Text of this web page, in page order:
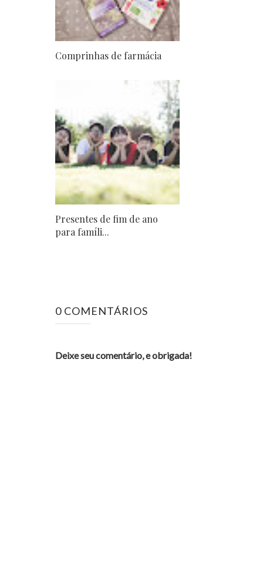
Comprinhas de farmácia
Presentes de fim de ano
para famíli...
0 COMENTÁRIOS
Deixe seu comentário, e obrigada!